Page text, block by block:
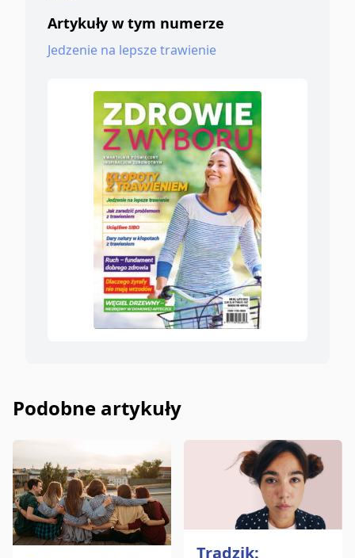
Artykuły w tym numerze
Jedzenie na lepsze trawienie
Podobne artykuły
Trądzik: